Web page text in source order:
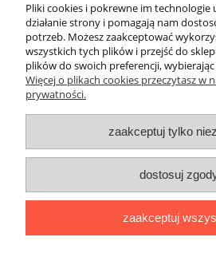
Pomoc
Moje konto
Płatności i
Informacje
Pliki cookies i pokrewne im
działanie strony i pomagają nam
potrzeb. Możesz zaakceptować
wszystkich tych plików i przejść do
plików do swoich preferencji,
Więcej o plikach cookies przeczytasz w
prywatności.
zaakceptuj tylko
dostosuj
zaakceptuj